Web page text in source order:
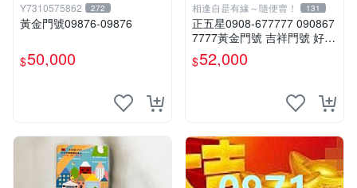
Y7310575862 272
黃金門號09876-09876
$50,000
相逢自是有緣～隨便賣！ 131
正五星0908-677777 090867
7777黃金門號 吉祥門號 好記
門號 生意號 商務號 777 非六
星 順子 豹子168 666 888 99
$52,000